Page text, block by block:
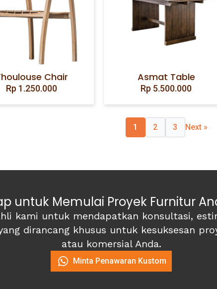
Chair
Rp 1.250.000
Asmat Table
Rp 5.500.000
1 2 3 Next »
untuk Memulai Proyek Furnitur
kami untuk mendapatkan konsultasi,
dirancang khusus untuk kesuksesan
atau komersial Anda.
Minta Penawaran Kustom